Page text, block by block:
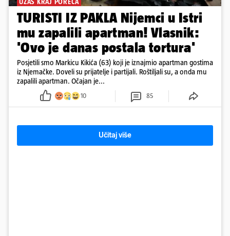
TURISTI IZ PAKLA Nijemci u Istri
mu zapalili apartman! Vlasnik:
'Ovo je danas postala tortura'
Posjetili smo Markicu Kikića (63) koji je iznajmio apartman gostima
iz Njemačke. Doveli su prijatelje i partijali. Roštiljali su, a onda mu
zapalili apartman. Očajan je...
10 85
Učitaj više